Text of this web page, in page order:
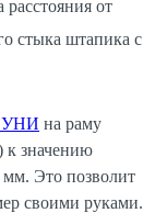
от
стыка штапика с
УНИ на раму
к значению
Это позволит
своими руками.